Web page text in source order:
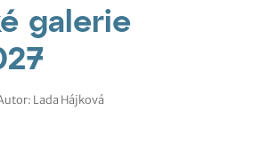
galerie
Lada Hájková